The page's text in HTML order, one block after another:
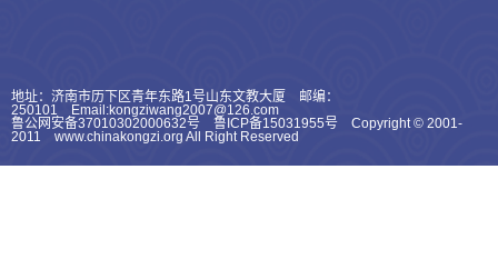
地址：济南市历下区青年东路1号山东文教大厦 邮编：
250101 Email:kongziwang2007@126.com
鲁公网安备37010302000632号 鲁ICP备15031955号 Copyright © 2001-
2011 www.chinakongzi.org All Right Reserved